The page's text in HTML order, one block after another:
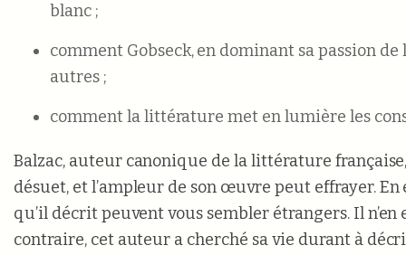
blanc ;
comment Gobseck, en dominant sa passion de
autres ;
comment la littérature met en lumière les
Balzac, auteur canonique de la littérature
désuet, et l’ampleur de son œuvre peut effrayer. En
qu’il décrit peuvent vous sembler étrangers. Il n’en
contraire, cet auteur a cherché sa vie durant à